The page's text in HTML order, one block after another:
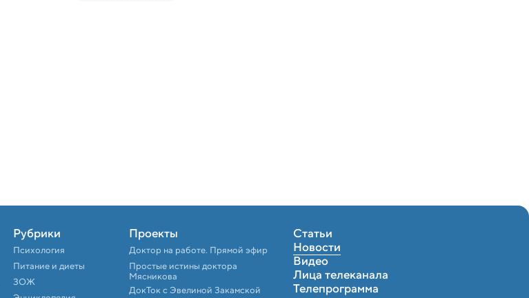
Рубрики
Психология
Питание и диеты
ЗОЖ
Проекты
Доктор на работе. Прямой эфир
Простые истины доктора
Мясникова
ДокТок с Эвелиной Закамской
Статьи
Новости
Видео
Лица телеканала
Телепрограмма